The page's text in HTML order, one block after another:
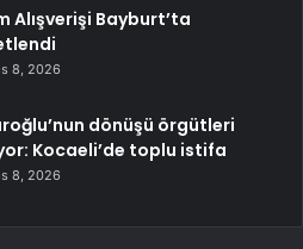
Alışverişi Bayburt’ta
8, 2026
dönüşü örgütleri
Kocaeli’de toplu istifa
8, 2026